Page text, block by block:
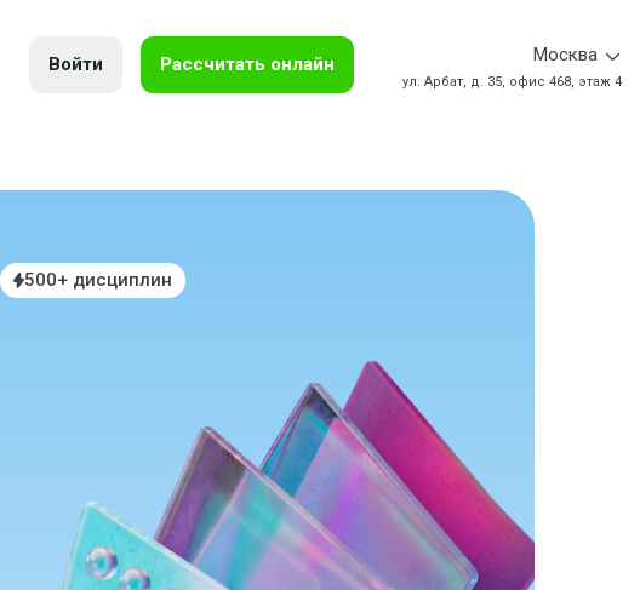
Войти Рассчитать онлайн Москва
ул. Арбат, д. 35, офис 468, этаж 4
500+ дисциплин